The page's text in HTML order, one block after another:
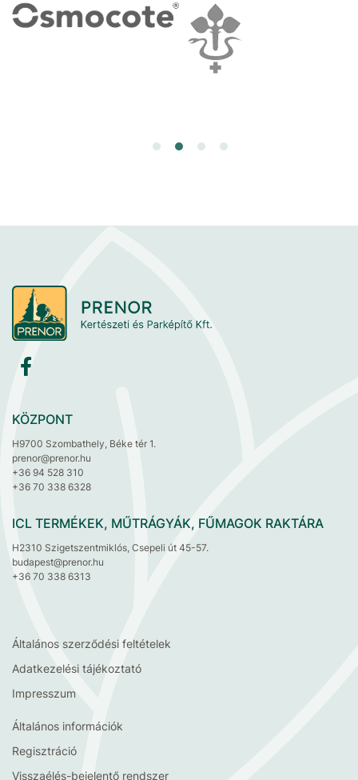
KÖZPONT
H9700 Szombathely, Béke tér 1.
prenor@prenor.hu
+36 94 528 310
+36 70 338 6328
ICL TERMÉKEK, MŰTRÁGYÁK, FŰMAGOK RAKTÁRA
H2310 Szigetszentmiklós, Csepeli út 45-57.
budapest@prenor.hu
+36 70 338 6313
Általános szerződési feltételek
Adatkezelési tájékoztató
Impresszum
Általános információk
Regisztráció
Visszaélés-bejelentő rendszer